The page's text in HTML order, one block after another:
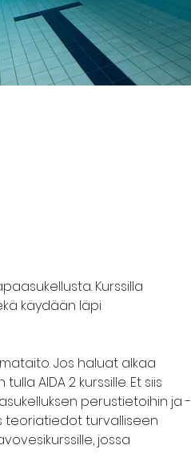
Kurssilla
käydään läpi
Jos haluat alkaa
AIDA 2 kurssille. Et siis
perustietoihin ja -
teoriatiedot turvalliseen
jossa